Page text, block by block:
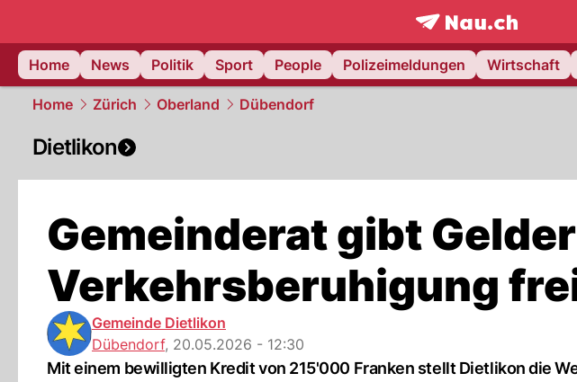
frontpage.NAU.ch
Home
News Politik Sport People Polizeimeldungen Wirtschaft
Home Zürich Oberland Dübendorf
Dietlikon
Gemeinderat gibt
Verkehrsberuhigung
Gemeinde Dietlikon
Dübendorf, 20.05.2026 - 12:30
Mit einem bewilligten Kredit von 215'000 Franken stellt Dietlikon die